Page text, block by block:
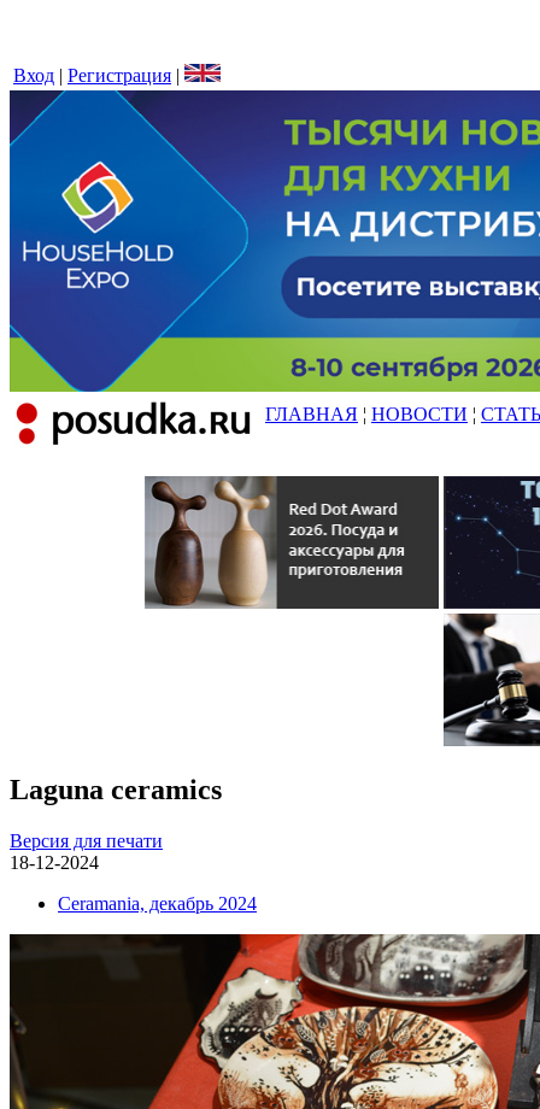
Вход | Регистрация |
ГЛАВНАЯ ¦ НОВОСТИ ¦
Laguna ceramics
Версия для печати
18-12-2024
Ceramania, декабрь 2024